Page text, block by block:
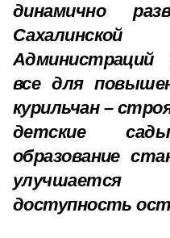
динамично
все для
курильчан –
детские
образование
улучшается
доступность